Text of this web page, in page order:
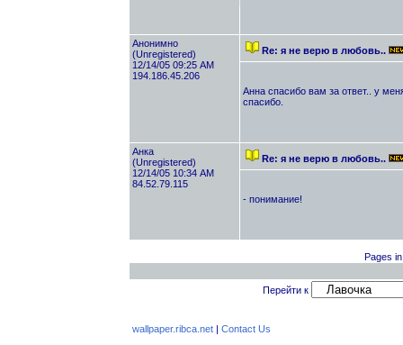
Анонимно
(Unregistered)
12/14/05 09:25 AM
194.186.45.206
Re: я не верю в любовь..
Анна спасибо вам за ответ.. у
спасибо.
Анка
(Unregistered)
12/14/05 10:34 AM
84.52.79.115
Re: я не верю в любовь..
- понимание!
Pages
Перейти к
wallpaper.ribca.net| Contact Us